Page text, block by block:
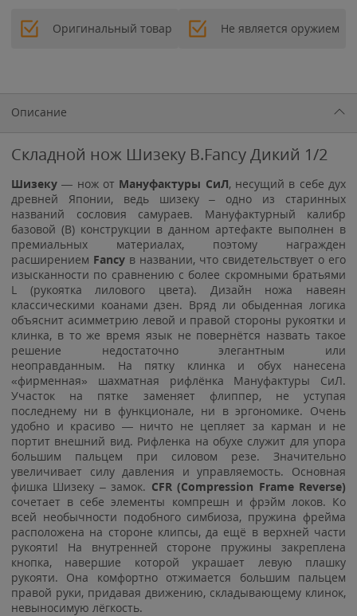
Оригинальный товар Не является оружием
Описание
Складной нож Шизеку B.Fancy Дикий 1/2
Шизеку — нож от Мануфактуры СиЛ, несущий в себе дух
древней Японии, ведь шизеку – одно из старинных
названий сословия самураев. Мануфактурный калибр
базовой (B) конструкции в данном артефакте выполнен в
премиальных материалах, поэтому награжден
расширением Fancy в названии, что свидетельствует о его
изысканности по сравнению с более скромными братьями
L (рукоятка лилового цвета). Дизайн ножа навеян
классическими коанами дзен. Вряд ли обыденная логика
объяснит асимметрию левой и правой стороны рукоятки и
клинка, в то же время язык не повернётся назвать такое
решение недостаточно элегантным или
неоправданным. На пятку клинка и обух нанесена
«фирменная» шахматная рифлёнка Мануфактуры СиЛ.
Участок на пятке заменяет флиппер, не уступая
последнему ни в функционале, ни в эргономике. Очень
удобно и красиво — ничто не цепляет за карман и не
портит внешний вид. Рифленка на обухе служит для упора
большим пальцем при силовом резе. Значительно
увеличивает силу давления и управляемость. Основная
фишка Шизеку – замок. CFR (Compression Frame Reverse)
сочетает в себе элементы компрешн и фрэйм локов. Ко
всей необычности подобного симбиоза, пружина фрейма
расположена на стороне клипсы, да ещё в верхней части
рукояти! На внутренней стороне пружины закреплена
кнопка, навершие которой украшает левую плашку
рукояти. Она комфортно отжимается большим пальцем
правой руки, придавая движению, складывающему клинок,
невыносимую лёгкость.